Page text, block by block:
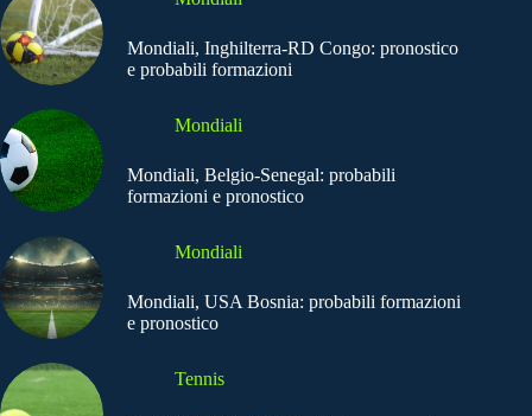
Mondiali, Inghilterra-RD Congo: pronostico
e probabili formazioni
Mondiali
Mondiali, Belgio-Senegal: probabili
formazioni e pronostico
Mondiali
Mondiali, USA Bosnia: probabili formazioni
e pronostico
Tennis